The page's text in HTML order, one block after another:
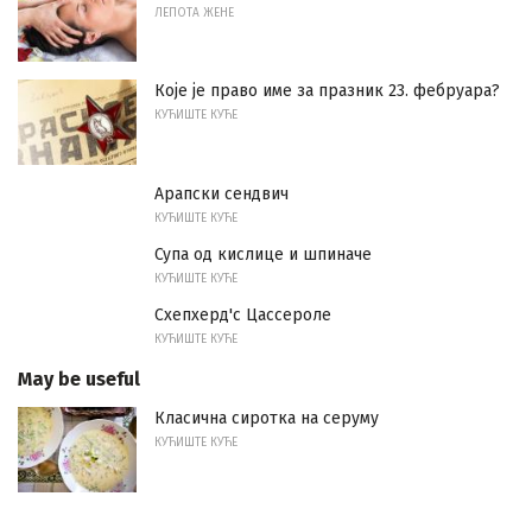
ЛЕПОТА ЖЕНЕ
Које је право име за празник 23. фебруара?
КУЋИШТЕ КУЋЕ
Арапски сендвич
КУЋИШТЕ КУЋЕ
Супа од кислице и шпиначе
КУЋИШТЕ КУЋЕ
Схепхерд'с Цассероле
КУЋИШТЕ КУЋЕ
May be useful
Класична сиротка на серуму
КУЋИШТЕ КУЋЕ